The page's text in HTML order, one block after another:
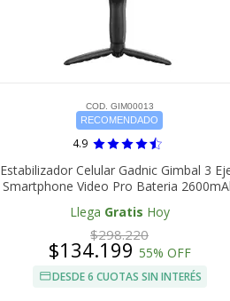
COD. GIM00013
RECOMENDADO
4.9
Estabilizador Celular Gadnic Gimbal 3
Smartphone Video Pro Bateria
Llega Gratis Hoy
$298.220
$134.199 55% OFF
DESDE 6 CUOTAS SIN INTERÉS